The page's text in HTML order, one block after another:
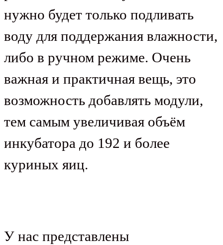
нужно будет только подливать
воду для поддержания влажности,
либо в ручном режиме. Очень
важная и практичная вещь, это
возможность добавлять модули,
тем самым увеличивая объём
инкубатора до 192 и более
куриных яиц.
У нас представлены